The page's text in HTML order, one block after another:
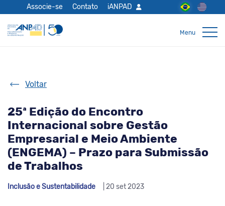
Associe-se Contato iANPAD
Voltar
25ª Edição do Encontro
Internacional sobre Gestão
Empresarial e Meio Ambiente
(ENGEMA) – Prazo para Submissão
de Trabalhos
Inclusão e Sustentabilidade | 20 set 2023